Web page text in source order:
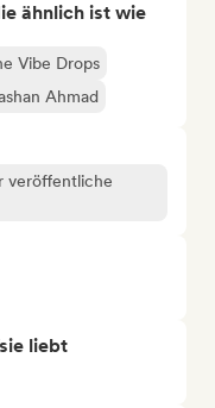
ähnlich ist wie
Vibe Drops
Ahmad
veröffentliche
liebt